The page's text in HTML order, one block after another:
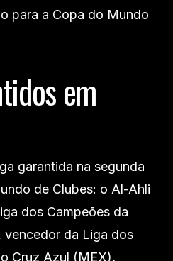
para a Copa do Mundo
em
garantida na segunda
de Clubes: o Al-Ahli
dos Campeões da
vencedor da Liga dos
Cruz Azul (MEX),